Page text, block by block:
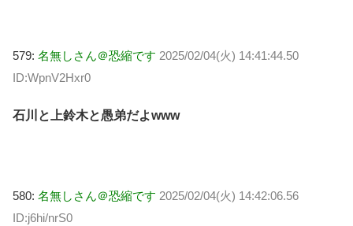
579: 名無しさん＠恐縮です 2025/02/04(火) 14:41:44.50
ID:WpnV2Hxr0
石川と上鈴木と愚弟だよwww
580: 名無しさん＠恐縮です 2025/02/04(火) 14:42:06.56
ID:j6hi/nrS0